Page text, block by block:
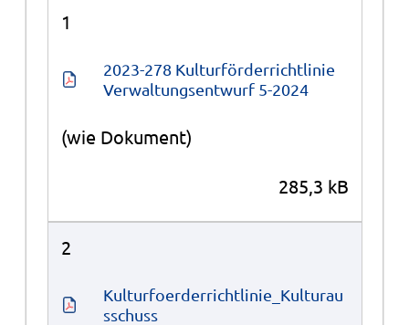
1
2023-278 Kulturförderrichtlinie
Verwaltungsentwurf 5-2024
(wie Dokument)
285,3 kB
2
Kulturfoerderrichtlinie_Kulturau
sschuss